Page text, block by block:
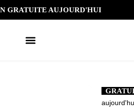
GRATUITE AUJOURD'HUI